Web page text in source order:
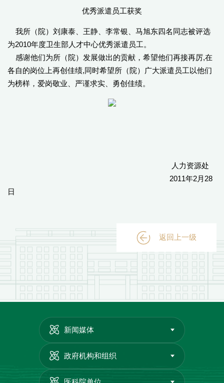
优秀派遣员工获奖
我所（院）刘康泰、王静、李常银、马旭东四名同志被评选
为2010年度卫生部人才中心优秀派遣员工。
感谢他们为所（院）发展做出的贡献，希望他们再接再厉,在
各自的岗位上再创佳绩,同时希望所（院）广大派遣员工以他们
为榜样，爱岗敬业、严谨求实、勇创佳绩。
人力资源处
2011年2月28
日
返回上一级
新闻媒体
政府机构和组织